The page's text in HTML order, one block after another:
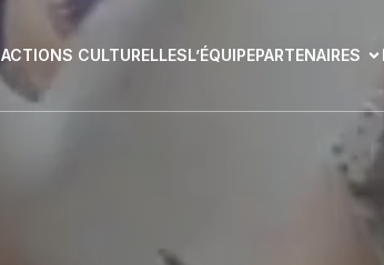
ACTIONS CULTURELLESL’ÉQUIPEPARTENAIRES